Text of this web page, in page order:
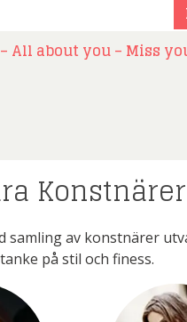
All about you – Miss
Konstnärer
samling av konstnärer
tanke på stil och finess.